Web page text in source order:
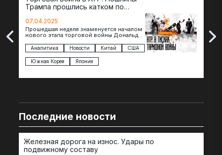
Трампа прошлись катком по
07.04.2025
Прошедшая неделя знаменуется началом
нового этапа торговой войны Дональда
импорта из более 100 стран…
Аналитика Новости Китай США
Южная Корея Япония
The
Последние новости
Железная дорога на износ. Удары по
подвижному составу